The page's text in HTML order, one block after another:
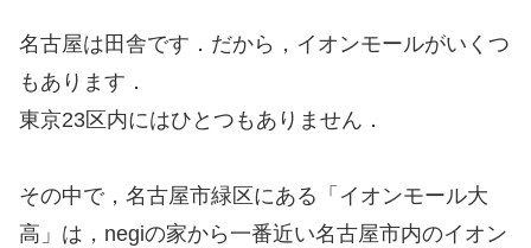
名古屋は田舎です．だから，イオンモールがいくつ
もあります．
東京23区内にはひとつもありません．
その中で，名古屋市緑区にある「イオンモール大
高」は，negiの家から一番近い名古屋市内のイオン